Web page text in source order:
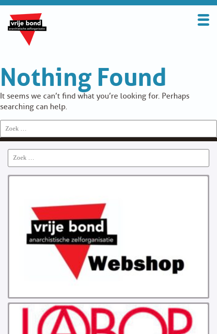
Search
for:
BOND
OVER DE VRIJE BOND
UITGANGSPUNTEN
WORD LID
CONTRIBUTIE
CONTACT
GROEPEN
ANARCHISTISCHE GROEP A’DAM
ANARCHISTISCH COLLECTIEF BRUGGE
Nothing Found
It seems we can’t find what you’re looking for. Perhaps
searching can help.
Search
for:
Search
for: